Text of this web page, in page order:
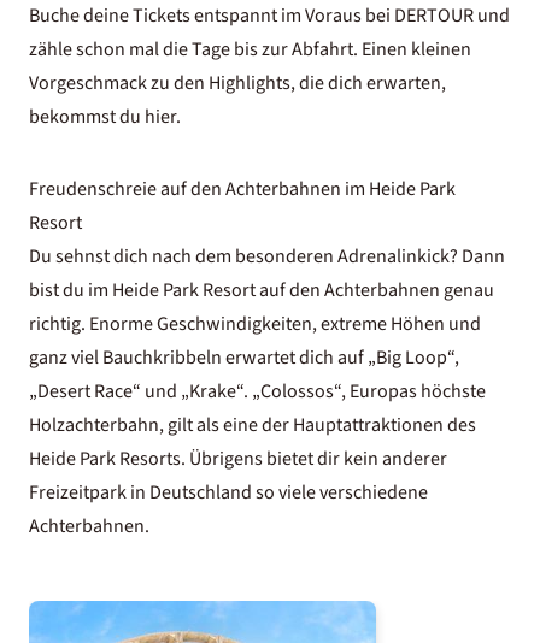
Buche deine Tickets entspannt im Voraus bei DERTOUR und
zähle schon mal die Tage bis zur Abfahrt. Einen kleinen
Vorgeschmack zu den Highlights, die dich erwarten,
bekommst du hier.
Freudenschreie auf den Achterbahnen im Heide Park
Resort
Du sehnst dich nach dem besonderen Adrenalinkick? Dann
bist du im Heide Park Resort auf den Achterbahnen genau
richtig. Enorme Geschwindigkeiten, extreme Höhen und
ganz viel Bauchkribbeln erwartet dich auf „Big Loop“,
„Desert Race“ und „Krake“. „Colossos“, Europas höchste
Holzachterbahn, gilt als eine der Hauptattraktionen des
Heide Park Resorts. Übrigens bietet dir kein anderer
Freizeitpark in Deutschland so viele verschiedene
Achterbahnen.